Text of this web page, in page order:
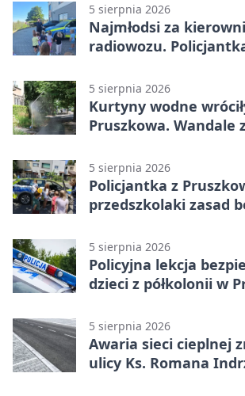
5 sierpnia 2026
Najmłodsi za
radiowozu.
5 sierpnia 2026
Kurtyny wodne
Pruszkowa. Wandale
5 sierpnia 2026
Policjantka z
przedszkolaki zasad
5 sierpnia 2026
Policyjna lekcja
dzieci z półkolonii w
5 sierpnia 2026
Awaria sieci cieplnej
ulicy Ks. Romana